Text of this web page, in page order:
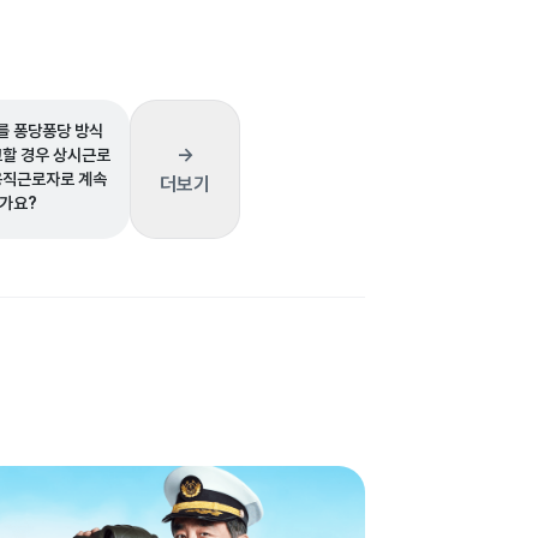
퐁당퐁당 방식
경우 상시근로
근로자로 계속
요?
→
더보기